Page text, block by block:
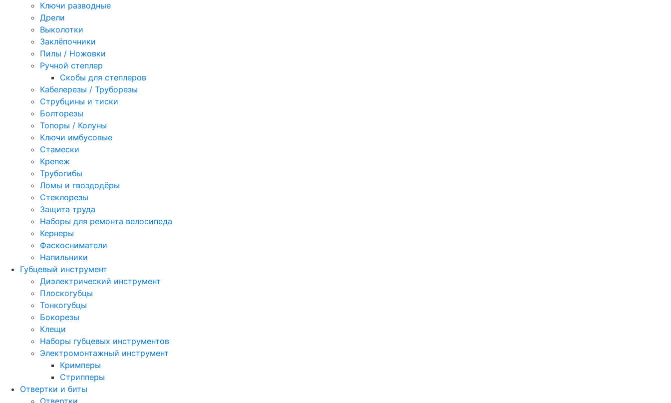
Ключи разводные
Дрели
Выколотки
Заклёпочники
Пилы / Ножовки
Ручной степлер
Скобы для степлеров
Кабелерезы / Труборезы
Струбцины и тиски
Болторезы
Топоры / Колуны
Ключи имбусовые
Стамески
Крепеж
Трубогибы
Ломы и гвоздодёры
Стеклорезы
Защита труда
Наборы для ремонта велосипеда
Кернеры
Фаскосниматели
Напильники
Губцевый инструмент
Диэлектрический инструмент
Плоскогубцы
Тонкогубцы
Бокорезы
Клещи
Наборы губцевых инструментов
Электромонтажный инструмент
Кримперы
Стрипперы
Отвертки и биты
Отвертки